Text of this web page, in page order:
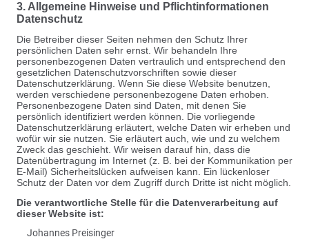
3. Allgemeine Hinweise und Pflichtinformationen
Datenschutz
Die Betreiber dieser Seiten nehmen den Schutz Ihrer
persönlichen Daten sehr ernst. Wir behandeln Ihre
personenbezogenen Daten vertraulich und entsprechend den
gesetzlichen Datenschutzvorschriften sowie dieser
Datenschutzerklärung. Wenn Sie diese Website benutzen,
werden verschiedene personenbezogene Daten erhoben.
Personenbezogene Daten sind Daten, mit denen Sie
persönlich identifiziert werden können. Die vorliegende
Datenschutzerklärung erläutert, welche Daten wir erheben und
wofür wir sie nutzen. Sie erläutert auch, wie und zu welchem
Zweck das geschieht. Wir weisen darauf hin, dass die
Datenübertragung im Internet (z. B. bei der Kommunikation per
E-Mail) Sicherheitslücken aufweisen kann. Ein lückenloser
Schutz der Daten vor dem Zugriff durch Dritte ist nicht möglich.
Die verantwortliche Stelle für die Datenverarbeitung auf
dieser Website ist:
Johannes Preisinger